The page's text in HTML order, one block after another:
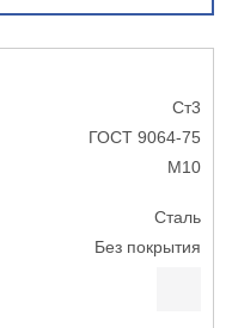
Ст3
ГОСТ 9064-75
М10
Сталь
Без покрытия